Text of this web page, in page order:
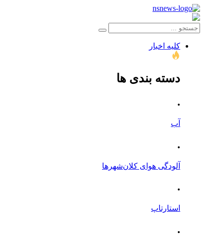
کلیه اخبار
دسته بندی ها
.
آب
.
آلودگی هوای کلان‌شهرها
.
استارتاپ
.